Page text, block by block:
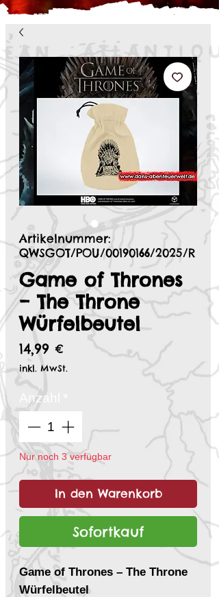
Artikelnummer:
QWSGOT/POU/00190166/2025/R
Game of Thrones
– The Throne
Würfelbeutel
14,99 € Preis
inkl. MwSt.
Anzahl
Nur noch 3 verfügbar
In den Warenkorb
Sofortkauf
Game of Thrones – The Throne
Würfelbeutel